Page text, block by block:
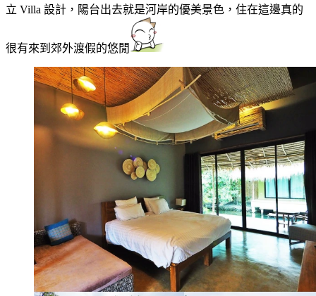
立 Villa 設計，陽台出去就是河岸的優美景色，住在這邊真的
很有來到郊外渡假的悠閒